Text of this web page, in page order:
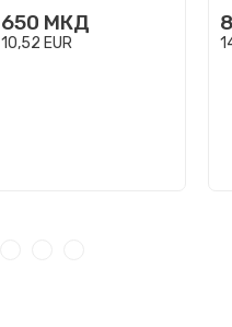
650 МКД
10,52 EUR